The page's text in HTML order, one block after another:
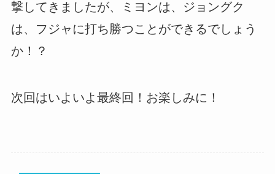
撃してきましたが、ミヨンは、ジョングク
は、フジャに打ち勝つことができるでしょう
か！？
次回はいよいよ最終回！お楽しみに！